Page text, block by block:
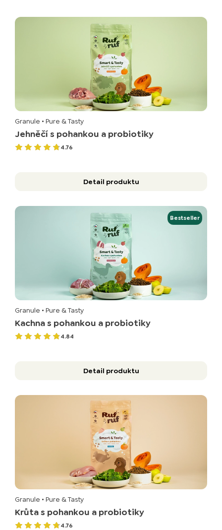
Granule • Pure & Tasty
Jehněčí s pohankou a probiotiky
4.76
Detail produktu
Bestseller
Granule • Pure & Tasty
Kachna s pohankou a probiotiky
4.84
Detail produktu
Granule • Pure & Tasty
Krůta s pohankou a probiotiky
4.76